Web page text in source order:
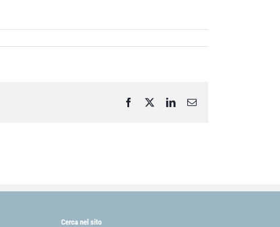
Facebook LinkedInEmail
Cerca nel sito